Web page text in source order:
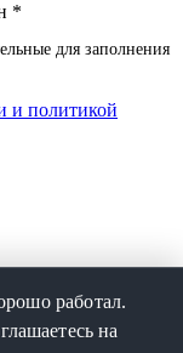
работал.
на
*
для заполнения
и политикой